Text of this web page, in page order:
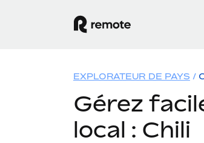
EXPLORATEUR DE PAYS
Gérez
local : Chili